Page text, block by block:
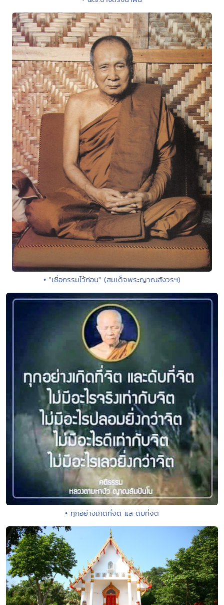
• "เชื่อกรรมไว้ก่อน" (สมเด็จพระญาณสังวรฯ)
• ทุกอย่างเกิดที่จิต และดับที่จิต